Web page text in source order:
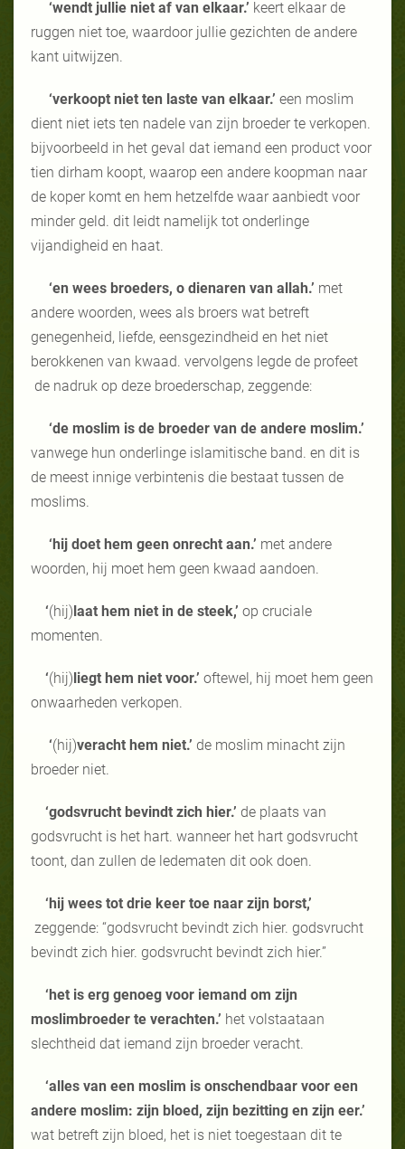
‘wendt jullie niet af van elkaar.’ keert elkaar de
ruggen niet toe, waardoor jullie gezichten de andere
kant uitwijzen.
‘verkoopt niet ten laste van elkaar.’ een moslim
dient niet iets ten nadele van zijn broeder te verkopen.
bijvoorbeeld in het geval dat iemand een product voor
tien dirham koopt, waarop een andere koopman naar
de koper komt en hem hetzelfde waar aanbiedt voor
minder geld. dit leidt namelijk tot onderlinge
vijandigheid en haat.
‘en wees broeders, o dienaren van allah.’ met
andere woorden, wees als broers wat betreft
genegenheid, liefde, eensgezindheid en het niet
berokkenen van kwaad. vervolgens legde de profeet
de nadruk op deze broederschap, zeggende:
‘de moslim is de broeder van de andere moslim.’
vanwege hun onderlinge islamitische band. en dit is
de meest innige verbintenis die bestaat tussen de
moslims.
‘hij doet hem geen onrecht aan.’ met andere
woorden, hij moet hem geen kwaad aandoen.
‘(hij)laat hem niet in de steek,’ op cruciale
momenten.
‘(hij)liegt hem niet voor.’ oftewel, hij moet hem geen
onwaarheden verkopen.
‘(hij)veracht hem niet.’ de moslim minacht zijn
broeder niet.
‘godsvrucht bevindt zich hier.’ de plaats van
godsvrucht is het hart. wanneer het hart godsvrucht
toont, dan zullen de ledematen dit ook doen.
‘hij wees tot drie keer toe naar zijn borst,’
zeggende: “godsvrucht bevindt zich hier. godsvrucht
bevindt zich hier. godsvrucht bevindt zich hier.”
‘het is erg genoeg voor iemand om zijn
moslimbroeder te verachten.’ het volstaataan
slechtheid dat iemand zijn broeder veracht.
‘alles van een moslim is onschendbaar voor een
andere moslim: zijn bloed, zijn bezitting en zijn eer.’
wat betreft zijn bloed, het is niet toegestaan dit te